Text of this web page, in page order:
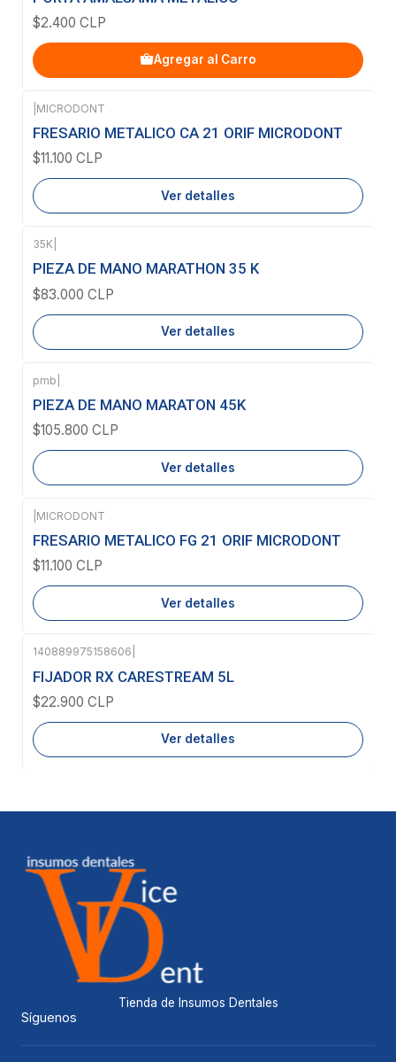
$2.400 CLP
Agregar al Carro
Agotado
MICRODONT
FRESARIO METALICO CA 21 ORIF MICRODONT
$11.100 CLP
Ver detalles
Agotado
35K
PIEZA DE MANO MARATHON 35 K
$83.000 CLP
Ver detalles
Agotado
pmb
PIEZA DE MANO MARATON 45K
$105.800 CLP
Ver detalles
Agotado
MICRODONT
FRESARIO METALICO FG 21 ORIF MICRODONT
$11.100 CLP
Ver detalles
Agotado
140889975158606
FIJADOR RX CARESTREAM 5L
$22.900 CLP
Ver detalles
Tienda de Insumos Dentales
Síguenos